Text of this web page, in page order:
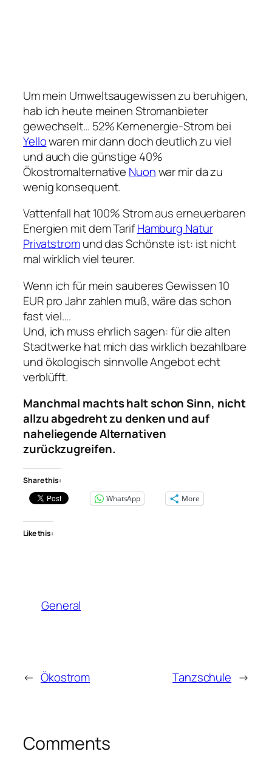
Um mein Umweltsaugewissen zu beruhigen,
hab ich heute meinen Stromanbieter
gewechselt… 52% Kernenergie-Strom bei
Yellowaren mir dann doch deutlich zu viel
und auch die günstige 40%
Ökostromalternative Nuonwar mir da zu
wenig konsequent.
Vattenfall hat 100% Strom aus erneuerbaren
Energien mit dem TarifHamburg Natur
Privatstromund das Schönste ist: ist nicht
mal wirklich viel teurer.
Wenn ich für mein sauberes Gewissen 10
EUR pro Jahr zahlen muß, wäre das schon
fast viel….
Und, ich muss ehrlich sagen: für die alten
Stadtwerke hat mich das wirklich bezahlbare
und ökologisch sinnvolle Angebot echt
verblüfft.
Manchmal machts halt schon Sinn, nicht
allzu abgedreht zu denken und auf
naheliegende Alternativen
zurückzugreifen.
Share this:
WhatsApp
More
Like this:
General
← Ökostrom Tanzschule →
Comments